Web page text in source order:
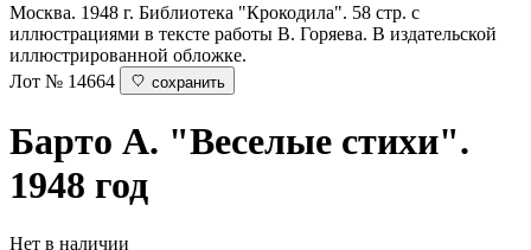
Москва. 1948 г. Библиотека "Крокодила". 58 стр. с
иллюстрациями в тексте работы В. Горяева. В издательской
иллюстрированной обложке.
Лот № 14664
сохранить
Барто А. "Веселые стихи".
1948 год
Нет в наличии